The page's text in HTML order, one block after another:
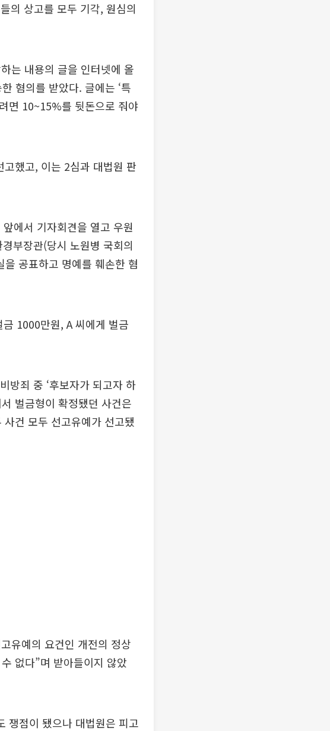
의 상고를 모두 기각, 원심의
는 내용의 글을 인터넷에 올
혐의를 받았다. 글에는 ‘특
면 10~15%를 뒷돈으로 줘야
했고, 이는 2심과 대법원 판
에서 기자회견을 열고 우원
부장관(당시 노원병 국회의
공표하고 명예를 훼손한 혐
1000만원, A 씨에게 벌금
방죄 중 ‘후보자가 되고자 하
벌금형이 확정됐던 사건은
건 모두 선고유예가 선고됐
유예의 요건인 개전의 정상
없다”며 받아들이지 않았
쟁점이 됐으나 대법원은 피고